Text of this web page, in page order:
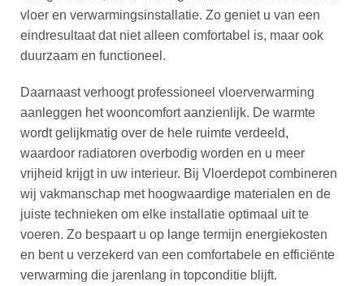
vloer en verwarmingsinstallatie. Zo geniet u van een
eindresultaat dat niet alleen comfortabel is, maar ook
duurzaam en functioneel.
Daarnaast verhoogt professioneel vloerverwarming
aanleggen het wooncomfort aanzienlijk. De warmte
wordt gelijkmatig over de hele ruimte verdeeld,
waardoor radiatoren overbodig worden en u meer
vrijheid krijgt in uw interieur. Bij Vloerdepot combineren
wij vakmanschap met hoogwaardige materialen en de
juiste technieken om elke installatie optimaal uit te
voeren. Zo bespaart u op lange termijn energiekosten
en bent u verzekerd van een comfortabele en efficiënte
verwarming die jarenlang in topconditie blijft.